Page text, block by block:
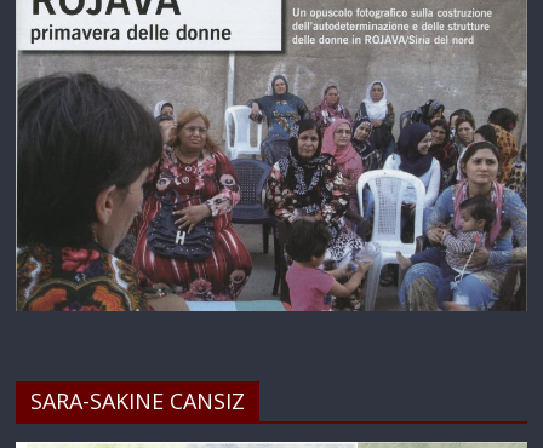
SARA-SAKINE CANSIZ